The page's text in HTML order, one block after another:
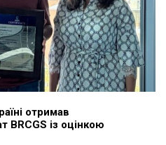
отримав
BRCGS із оцінкою